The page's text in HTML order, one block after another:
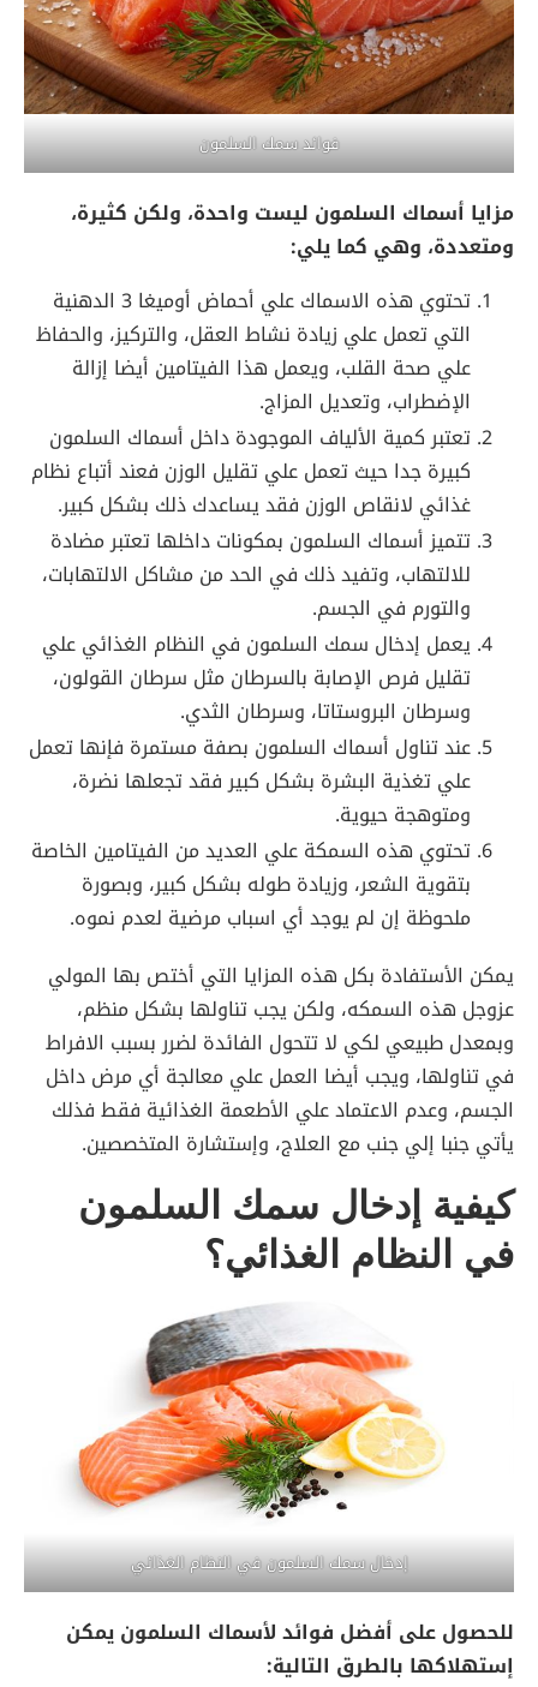
فوائد سمك السلمون
مزايا أسماك السلمون ليست واحدة، ولكن كثيرة،
ومتعددة، وهي كما يلي:
تحتوي هذه الاسماك علي أحماض أوميغا 3 الدهنية
التي تعمل علي زيادة نشاط العقل، والتركيز، والحفاظ
علي صحة القلب، ويعمل هذا الفيتامين أيضا إزالة
الإضطراب، وتعديل المزاج.
تعتبر كمية الألياف الموجودة داخل أسماك السلمون
كبيرة جدا حيث تعمل علي تقليل الوزن فعند أتباع نظام
غذائي لانقاص الوزن فقد يساعدك ذلك بشكل كبير.
تتميز أسماك السلمون بمكونات داخلها تعتبر مضادة
للالتهاب، وتفيد ذلك في الحد من مشاكل الالتهابات،
والتورم في الجسم.
يعمل إدخال سمك السلمون في النظام الغذائي علي
تقليل فرص الإصابة بالسرطان مثل سرطان القولون،
وسرطان البروستاتا، وسرطان الثدي.
عند تناول أسماك السلمون بصفة مستمرة فإنها تعمل
علي تغذية البشرة بشكل كبير فقد تجعلها نضرة،
ومتوهجة حيوية.
تحتوي هذه السمكة علي العديد من الفيتامين الخاصة
بتقوية الشعر، وزيادة طوله بشكل كبير، وبصورة
ملحوظة إن لم يوجد أي اسباب مرضية لعدم نموه.
يمكن الأستفادة بكل هذه المزايا التي أختص بها المولي
عزوجل هذه السمكه، ولكن يجب تناولها بشكل منظم،
وبمعدل طبيعي لكي لا تتحول الفائدة لضرر بسبب الافراط
في تناولها، ويجب أيضا العمل علي معالجة أي مرض داخل
الجسم، وعدم الاعتماد علي الأطعمة الغذائية فقط فذلك
يأتي جنبا إلي جنب مع العلاج، وإستشارة المتخصصين.
كيفية إدخال سمك السلمون
في النظام الغذائي؟
إدخال سمك السلمون في النظام الغذائي
للحصول على أفضل فوائد لأسماك السلمون يمكن
إستهلاكها بالطرق التالية: